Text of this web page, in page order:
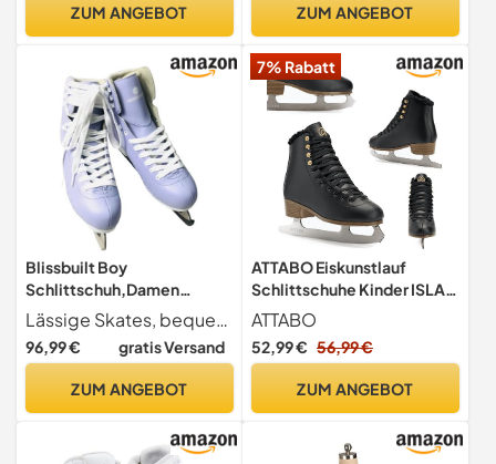
warm,Schlittschuhe aus
Jungen,Mädchen,Männer
und Frauen
ZUM ANGEBOT ZUM ANGEBOT
Blissbuilt Boy
Schlittschuh,Damen
Eiskunstlauf
Schlittschuh,Junior
Kunstlaufskates,Schnellsc
Schnalle,Freizeit bequem
Jungen,Mädchen,Anfänger
Lässige Skates, bequem, praktisch und modisch. Das einfache An- und Ausziehen trägt zu seiner Vielseitigkeit bei und macht ihn zum perfekten Skating-Partner für Skater aller Niveaus.
96,99 € gratis Versand
ZUM ANGEBOT
7% Rabatt
ATTABO Eiskunstlauf
Schlittschuhe Kinder ISLA
Schwarz Größe 34 EU
Edelstahlkufe Ideal für
Anfänger oder
Obermaterial Starke
Stabilität und Komfort
ATTABO
52,99 € 56,99 €
ZUM ANGEBOT